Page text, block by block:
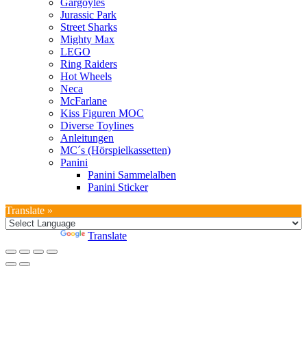
Jurassic Park
Street Sharks
Mighty Max
LEGO
Ring Raiders
Hot Wheels
Neca
McFarlane
Kiss Figuren MOC
Diverse Toylines
Anleitungen
MC´s (Hörspielkassetten)
Panini
Panini Sammelalben
Panini Sticker
Translate »
Translate